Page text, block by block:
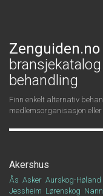
Zenguiden.no
behandling
Finn enkelt alternativ
medlemsorganisasjon
Akershus
Ås Asker Aurskog-Høland
Jessheim Lørenskog